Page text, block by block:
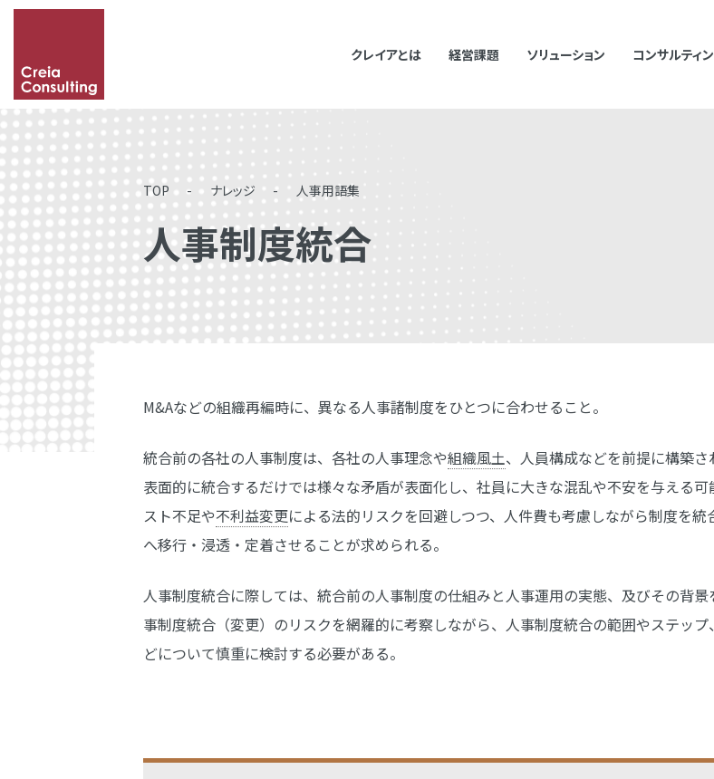
クレイアとは 経営課題 ソリューション コンサルティ
TOP ナレッジ 人事用語集
人事制度統合
M&Aなどの組織再編時に、異なる人事諸制度をひとつに合わせること。
統合前の各社の人事制度は、各社の人事理念や組織風土、人員構成などを前提に構築
表面的に統合するだけでは様々な矛盾が表面化し、社員に大きな混乱や不安を与える
スト不足や不利益変更による法的リスクを回避しつつ、人件費も考慮しながら制度を
へ移行・浸透・定着させることが求められる。
人事制度統合に際しては、統合前の人事制度の仕組みと人事運用の実態、及びその背
事制度統合（変更）のリスクを網羅的に考察しながら、人事制度統合の範囲やステッ
どについて慎重に検討する必要がある。